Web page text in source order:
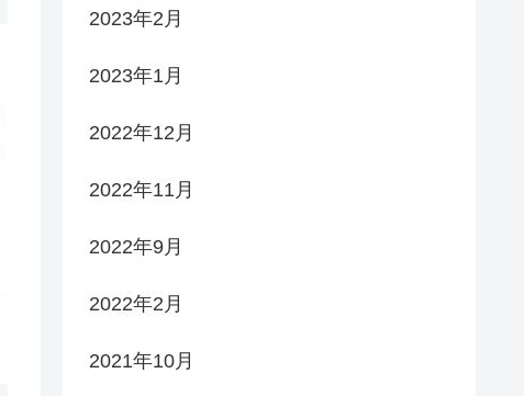
2023年2月
2023年1月
2022年12月
2022年11月
2022年9月
2022年2月
2021年10月